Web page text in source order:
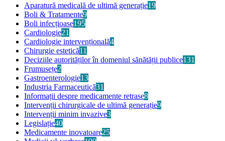
Aparatură medicală de ultimă generație19
Boli & Tratamente9
Boli infecțioase195
Cardiologie21
Cardiologie intervențională4
Chirurgie estetică11
Deciziile autorităților în domeniul sănătății publice131
Frumusețe2
Gastroenterologie13
Industria Farmaceutică31
Informații despre medicamente retrase8
Intervenții chirurgicale de ultimă generație9
Intervenții minim invazive3
Legislație40
Medicamente inovatoare25